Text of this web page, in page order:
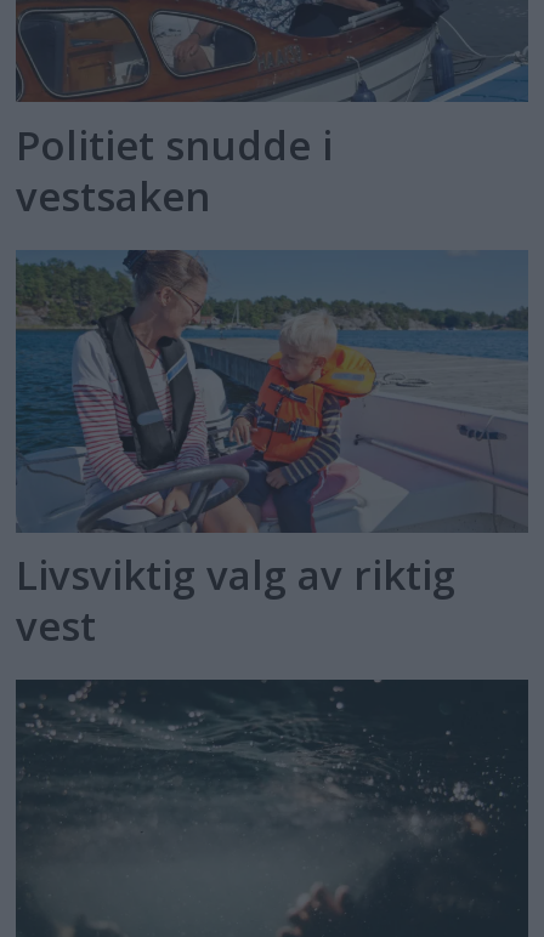
Politiet snudde i
vestsaken
Livsviktig valg av riktig
vest